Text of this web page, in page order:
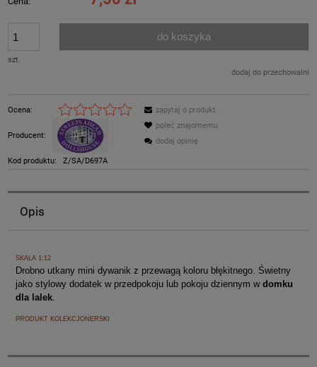
szt.
do koszyka
dodaj do przechowalni
Ocena:
Producent:
Kod produktu: Z/SA/D697A
zapytaj o produkt
poleć znajomemu
dodaj opinię
Opis
SKALA 1:12
Drobno utkany mini dywanik z przewagą koloru błękitnego. Świetny
jako stylowy dodatek w przedpokoju lub pokoju dziennym w domku
dla lalek
PRODUKT KOLEKCJONERSKI